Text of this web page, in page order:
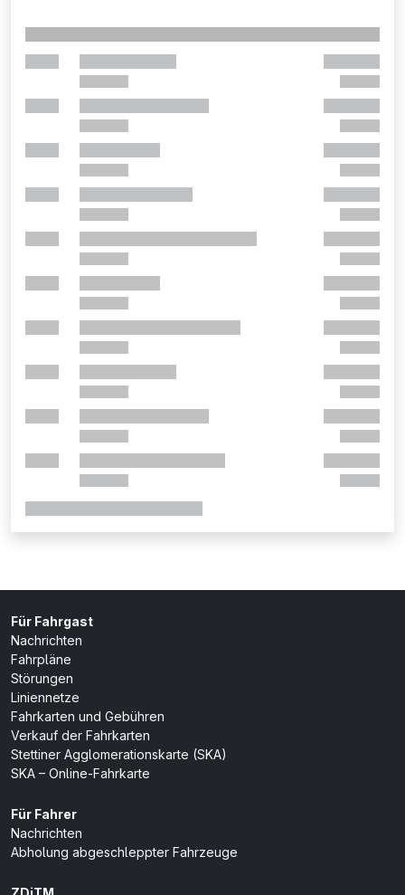
Für Fahrgast
Nachrichten
Fahrpläne
Störungen
Liniennetze
Fahrkarten und Gebühren
Verkauf der Fahrkarten
Stettiner Agglomerationskarte (SKA)
SKA – Online-Fahrkarte
Für Fahrer
Nachrichten
Abholung abgeschleppter Fahrzeuge